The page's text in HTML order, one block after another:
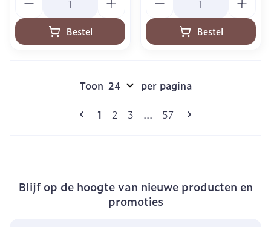
Bestel Bestel
Pagina's
U lees momenteel pagina
1 Pagina
2 Pagina
3 ... Pagina
57
Toon per pagina
Blijf op de hoogte van nieuwe producten en
promoties